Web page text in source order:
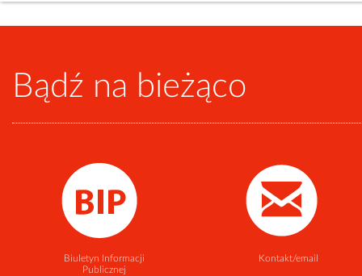
Bądź na bieżąco
Biuletyn Informacji
Publicznej
Kontakt/email